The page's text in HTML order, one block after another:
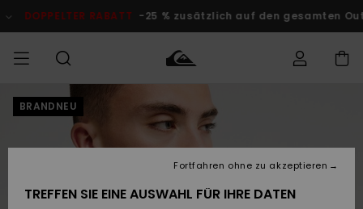
ProduktinformationRABATT -25 % zusätzlich auf den gesamten Outlet-
MÄNNER Kleidung
Accessoires
Kleidung
Accessoires
FRAUEN
Shop
Brandneu
Surf Shop
Männer
Kinder
Snow Shop
Männer
Snow Shop
Kinder
Outlet
Herren
KINDER
Auf meine
Bestellung
BRANDNEU
TREFFEN SIE EINE AUSWAHL FÜR IHRE DATEN
Fortfahren ohne zu akzeptieren